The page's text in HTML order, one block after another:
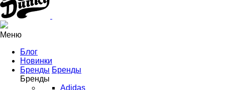
Меню
Блог
Новинки
Бренды Бренды
Бренды
Adidas